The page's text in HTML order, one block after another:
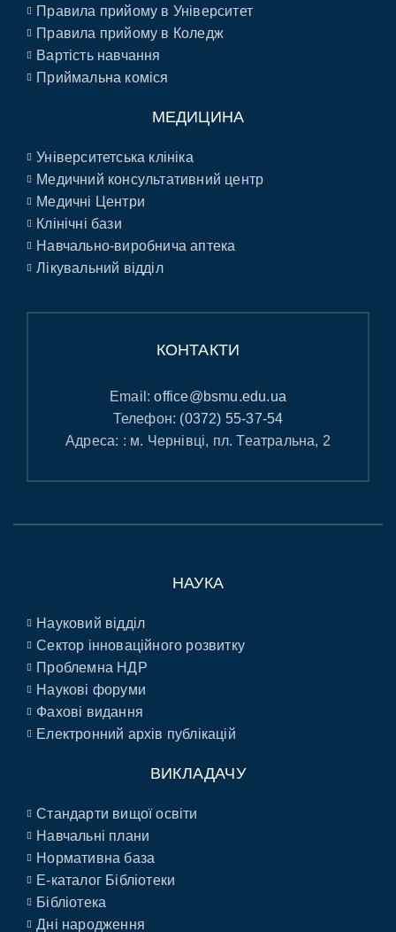
Правила прийому в Університет
Правила прийому в Коледж
Вартість навчання
Приймальна коміся
МЕДИЦИНА
Університетська клініка
Медичний консультативний центр
Медичні Центри
Клінічні бази
Навчально-виробнича аптека
Лікувальний відділ
КОНТАКТИ
Email:office@bsmu.edu.ua
Телефон: (0372) 55-37-54
Адреса: : м. Чернівці, пл. Театральна, 2
НАУКА
Науковий відділ
Сектор інноваційного розвитку
Проблемна НДР
Наукові форуми
Фахові видання
Електронний архів публікацій
ВИКЛАДАЧУ
Стандарти вищої освіти
Навчальні плани
Нормативна база
E-каталог Бібліотеки
Бібліотека
Дні народження